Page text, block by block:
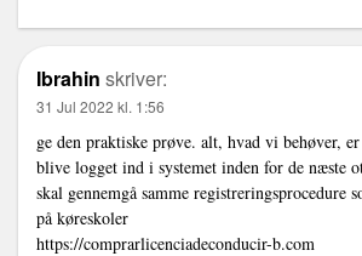
Ibrahin skriver:
31 Jul 2022 kl. 1:56
ge den praktiske prøve. alt, hvad vi behøver,
blive logget ind i systemet inden for de næste
skal gennemgå samme registreringsprocedure
på køreskoler
https://comprarlicenciadeconducir-b.com